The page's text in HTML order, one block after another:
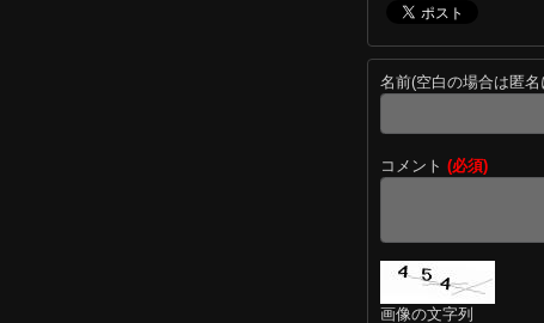
名前(空白の場合は匿
コメント (必須)
画像の文字列